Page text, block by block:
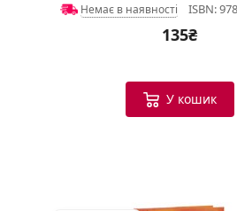
Немає в наявності ISBN:
135₴
У кошик